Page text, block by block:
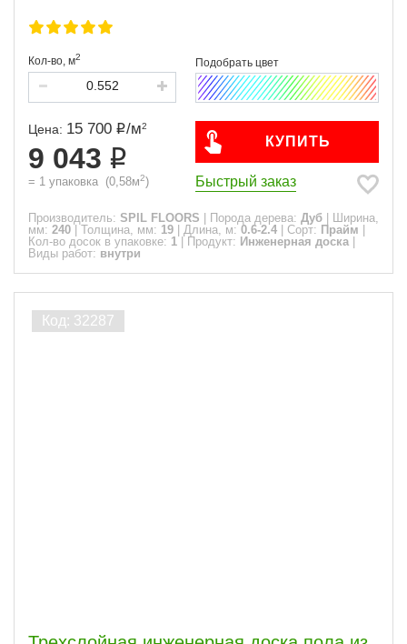
Кол-во, м2
Цена: 15 700 /м2
9 043
= 1 упаковка (0,58м2)
КУПИТЬ
Быстрый заказ
Производитель: SPIL FLOORS Порода дерева: Дуб
Ширина,
мм: 240 Толщина, мм: 19 Длина, м: 0.6-2.4 Сорт: Прайм
Кол-во досок в упаковке: 1 Продукт: Инженерная доска
Виды работ: внутри